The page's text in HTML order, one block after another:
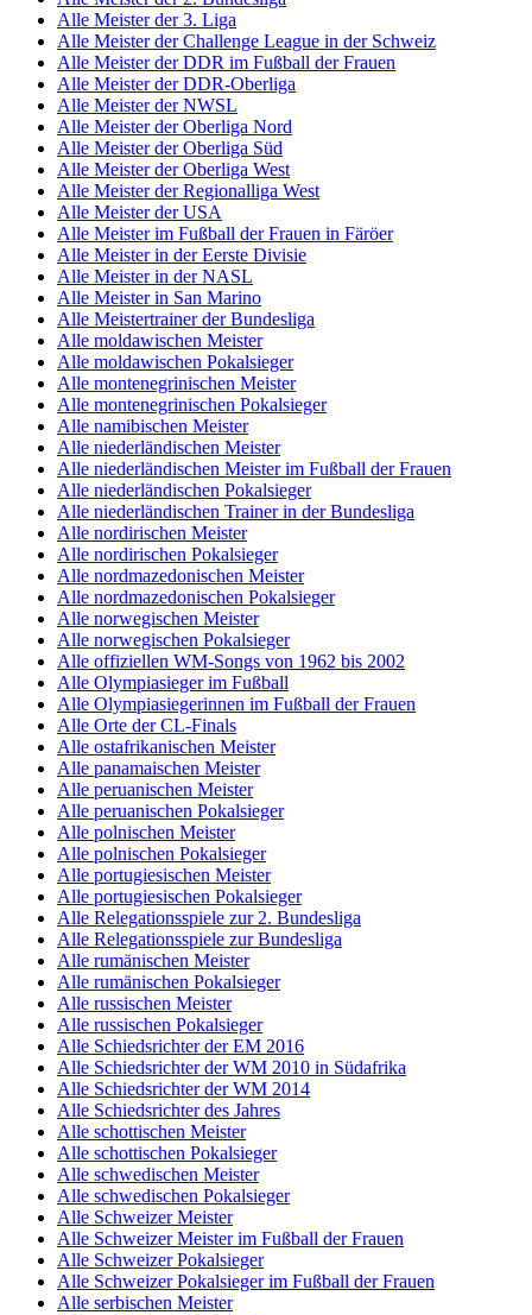
Alle Meister der 3. Liga
Alle Meister der Challenge League in der Schweiz
Alle Meister der DDR im Fußball der Frauen
Alle Meister der DDR-Oberliga
Alle Meister der NWSL
Alle Meister der Oberliga Nord
Alle Meister der Oberliga Süd
Alle Meister der Oberliga West
Alle Meister der Regionalliga West
Alle Meister der USA
Alle Meister im Fußball der Frauen in Färöer
Alle Meister in der Eerste Divisie
Alle Meister in der NASL
Alle Meister in San Marino
Alle Meistertrainer der Bundesliga
Alle moldawischen Meister
Alle moldawischen Pokalsieger
Alle montenegrinischen Meister
Alle montenegrinischen Pokalsieger
Alle namibischen Meister
Alle niederländischen Meister
Alle niederländischen Meister im Fußball der Frauen
Alle niederländischen Pokalsieger
Alle niederländischen Trainer in der Bundesliga
Alle nordirischen Meister
Alle nordirischen Pokalsieger
Alle nordmazedonischen Meister
Alle nordmazedonischen Pokalsieger
Alle norwegischen Meister
Alle norwegischen Pokalsieger
Alle offiziellen WM-Songs von 1962 bis 2002
Alle Olympiasieger im Fußball
Alle Olympiasiegerinnen im Fußball der Frauen
Alle Orte der CL-Finals
Alle ostafrikanischen Meister
Alle panamaischen Meister
Alle peruanischen Meister
Alle peruanischen Pokalsieger
Alle polnischen Meister
Alle polnischen Pokalsieger
Alle portugiesischen Meister
Alle portugiesischen Pokalsieger
Alle Relegationsspiele zur 2. Bundesliga
Alle Relegationsspiele zur Bundesliga
Alle rumänischen Meister
Alle rumänischen Pokalsieger
Alle russischen Meister
Alle russischen Pokalsieger
Alle Schiedsrichter der EM 2016
Alle Schiedsrichter der WM 2010 in Südafrika
Alle Schiedsrichter der WM 2014
Alle Schiedsrichter des Jahres
Alle schottischen Meister
Alle schottischen Pokalsieger
Alle schwedischen Meister
Alle schwedischen Pokalsieger
Alle Schweizer Meister
Alle Schweizer Meister im Fußball der Frauen
Alle Schweizer Pokalsieger
Alle Schweizer Pokalsieger im Fußball der Frauen
Alle serbischen Meister